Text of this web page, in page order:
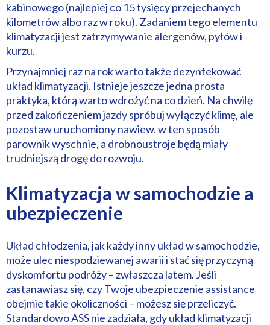
kabinowego (najlepiej co 15 tysięcy przejechanych
kilometrów albo raz w roku). Zadaniem tego elementu
klimatyzacji jest zatrzymywanie alergenów, pyłów i
kurzu.
Przynajmniej raz na rok warto także dezynfekować
układ klimatyzacji. Istnieje jeszcze jedna prosta
praktyka, którą warto wdrożyć na co dzień. Na chwilę
przed zakończeniem jazdy spróbuj wyłączyć klimę, ale
pozostaw uruchomiony nawiew. w ten sposób
parownik wyschnie, a drobnoustroje będą miały
trudniejszą drogę do rozwoju.
Klimatyzacja w samochodzie a
ubezpieczenie
Układ chłodzenia, jak każdy inny układ w samochodzie,
może ulec niespodziewanej awarii i stać się przyczyną
dyskomfortu podróży – zwłaszcza latem. Jeśli
zastanawiasz się, czy Twoje ubezpieczenie assistance
obejmie takie okoliczności – możesz się przeliczyć.
Standardowo ASS nie zadziała, gdy układ klimatyzacji